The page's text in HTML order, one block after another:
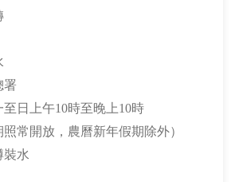
署
日上午10時至晚上10時
照常開放，農曆新年假期除外）
裝水